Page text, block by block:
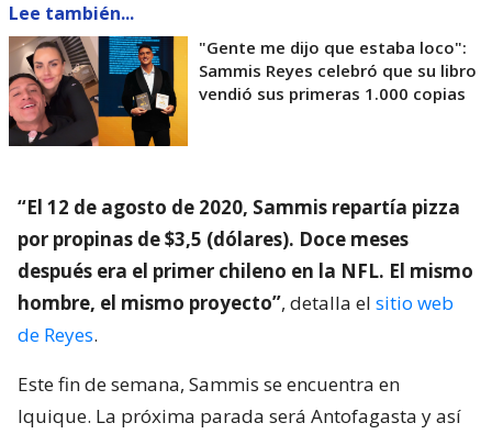
Lee también...
"Gente me dijo que estaba loco":
Sammis Reyes celebró que su libro
vendió sus primeras 1.000 copias
“El 12 de agosto de 2020, Sammis repartía pizza
por propinas de $3,5 (dólares). Doce meses
después era el primer chileno en la NFL. El mismo
hombre, el mismo proyecto”, detalla el sitio web
de Reyes.
Este fin de semana, Sammis se encuentra en
Iquique. La próxima parada será Antofagasta y así